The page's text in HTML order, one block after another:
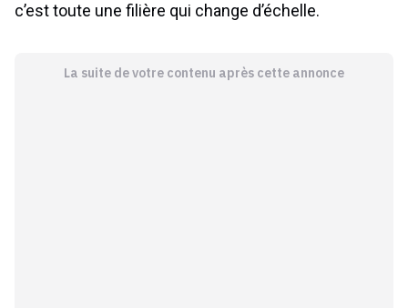
c’est toute une filière qui change d’échelle.
La suite de votre contenu après cette annonce